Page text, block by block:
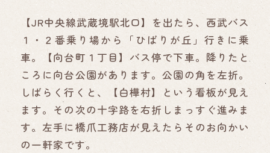
【JR中央線武蔵境駅北口】を出たら、西武バス
１・２番乗り場から「ひばりが丘」行きに乗
車。【向台町１丁目】バス停で下車。降りたと
ころに向台公園があります。公園の角を左折。
しばらく行くと、【白樺村】という看板が見え
ます。その次の十字路を右折しまっすぐ進みま
す。左手に橋爪工務店が見えたらそのお向かい
の一軒家です。